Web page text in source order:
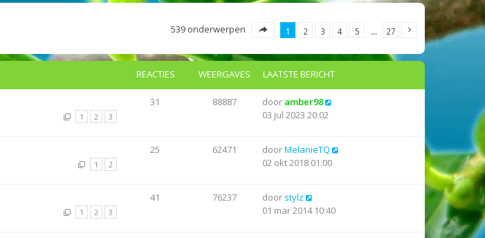
539 onderwerpen 1 2 3 4 5 … 27
REACTIES WEERGAVES LAATSTE BERICHT
1 2 3
31 88887 door amber98
03 jul 2023 20:02
1 2
25 62471 doorMelanieTQ
02 okt 2018 01:00
1 2 3
41 76237 door stylz
01 mar 2014 10:40